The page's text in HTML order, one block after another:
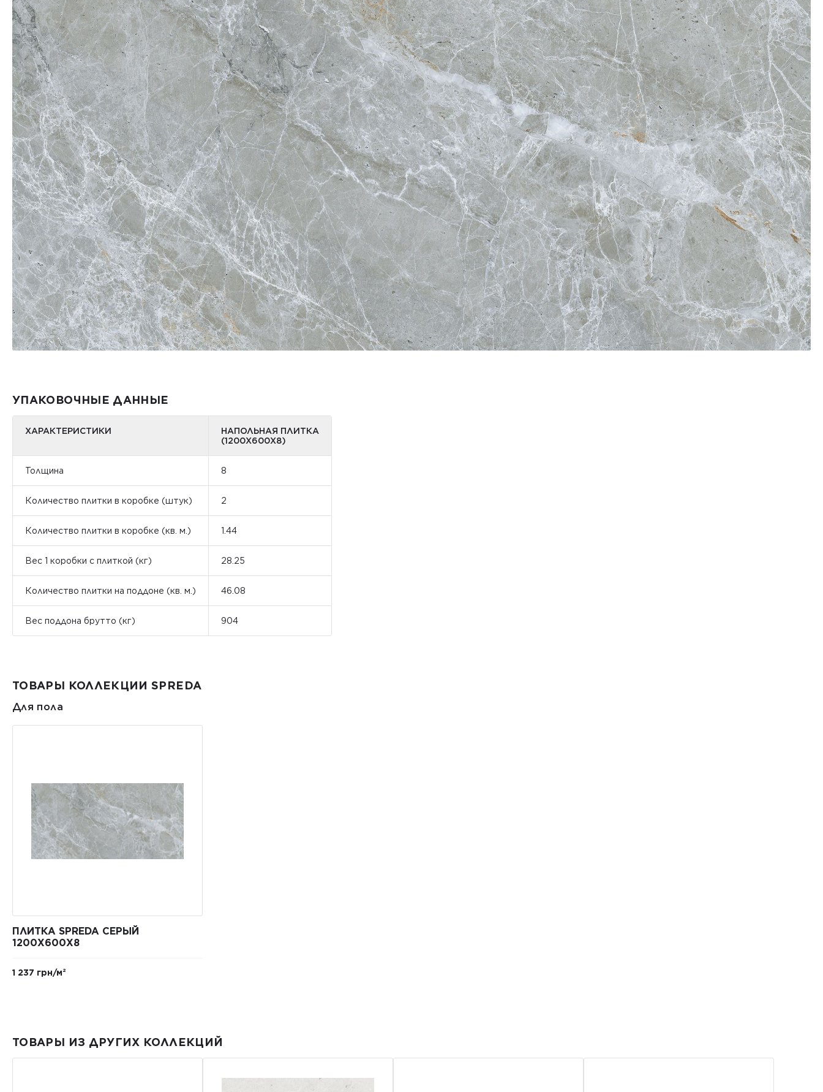
УПАКОВОЧНЫЕ ДАННЫЕ
ХАРАКТЕРИСТИКИ
НАПОЛЬНАЯ ПЛИТКА
(1200Х600Х8)
Толщина 8
Количество плитки в коробке (штук) 2
Количество плитки в коробке (кв. м.) 1.44
Вес 1 коробки с плиткой (кг) 28.25
Количество плитки на поддоне (кв. м.) 46.08
Вес поддона брутто (кг) 904
ТОВАРЫ КОЛЛЕКЦИИ SPREDA
Для пола
ПЛИТКА SPREDA СЕРЫЙ
1200X600X8
1 237 грн/м²
ТОВАРЫ ИЗ ДРУГИХ КОЛЛЕКЦИЙ